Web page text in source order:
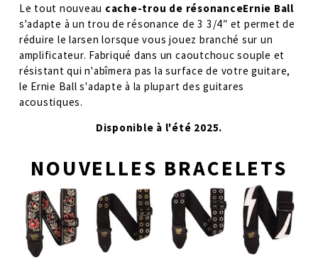
Le tout nouveau
s'adapte à un trou de résonance de 3 3/4″ et permet de
réduire le larsen lorsque vous jouez branché sur un
amplificateur. Fabriqué dans un caoutchouc souple et
résistant qui n'abîmera pas la surface de votre guitare,
le Ernie Ball s'adapte à la plupart des guitares
acoustiques.
Disponible à l'été 2025.
NOUVELLES BRACELETS